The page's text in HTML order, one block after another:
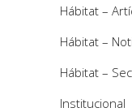
Hábitat –
Hábitat –
Hábitat –
Institucional